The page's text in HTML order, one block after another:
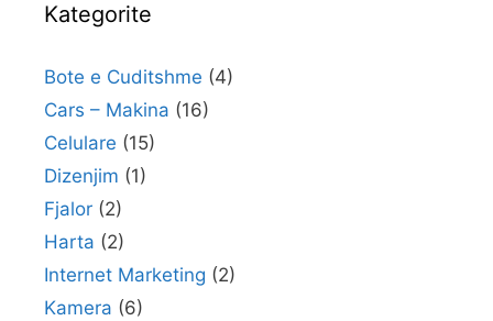
Kategorite
Bote e Cuditshme (4)
Cars – Makina (16)
Celulare (15)
Dizenjim (1)
Fjalor (2)
Harta (2)
Internet Marketing (2)
Kamera (6)